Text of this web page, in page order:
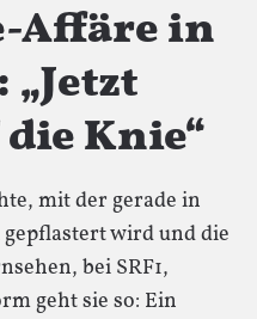
Affäre in
„Jetzt
Knie“
mit der gerade in
wird und die
bei SRF1,
geht sie so: Ein